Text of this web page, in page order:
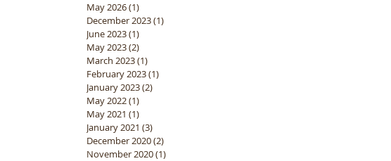
May 2026(1)
December 2023(1)
June 2023(1)
May 2023(2)
March 2023(1)
February 2023(1)
January 2023(2)
May 2022(1)
May 2021 (1)
January 2021 (3)
December 2020(2)
November 2020(1)